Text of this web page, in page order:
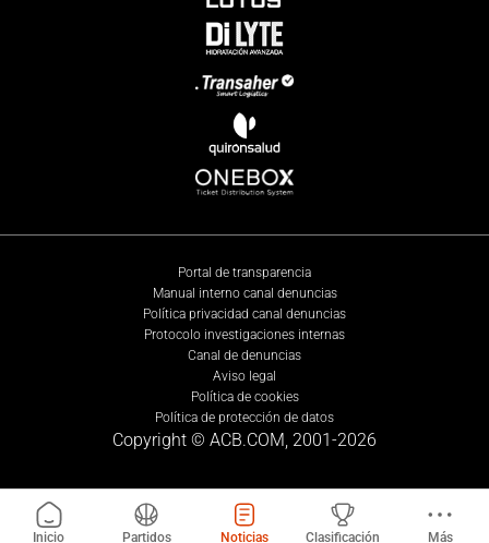
Portal de transparencia
Manual interno canal denuncias
Política privacidad canal denuncias
Protocolo investigaciones internas
Canal de denuncias
Aviso legal
Política de cookies
Política de protección de datos
Copyright © ACB.COM, 2001-2026
Inicio Partidos Noticias Clasificación Más